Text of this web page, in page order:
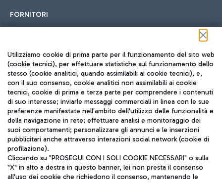
FORNITORI
Seguici sui social
TRAVEL JOURNAL
ITA
Utilizziamo cookie di prima parte per il funzionamento del sito web
(cookie tecnici), per effettuare statistiche sul funzionamento dello
stesso (cookie analitici, quando assimilabili ai cookie tecnici), e,
con il suo consenso, cookie analitici non assimilabili ai cookie
tecnici, cookie di prima e terza parte per comprendere i contenuti
di suo interesse; inviarle messaggi commerciali in linea con le sue
preferenze manifestate nell'ambito dell'utilizzo delle funzionalità e
della navigazione in rete; effettuare analisi e monitoraggio dei
suoi comportamenti; personalizzare gli annunci e le inserzioni
pubblicitari anche attraverso interazioni social network (cookie di
profilazione).
Cliccando su "PROSEGUI CON I SOLI COOKIE NECESSARI" o sulla
"X" in alto a destra in questo banner, lei non presta il consenso
all'uso dei cookie che richiedono il consenso, mantenendo le